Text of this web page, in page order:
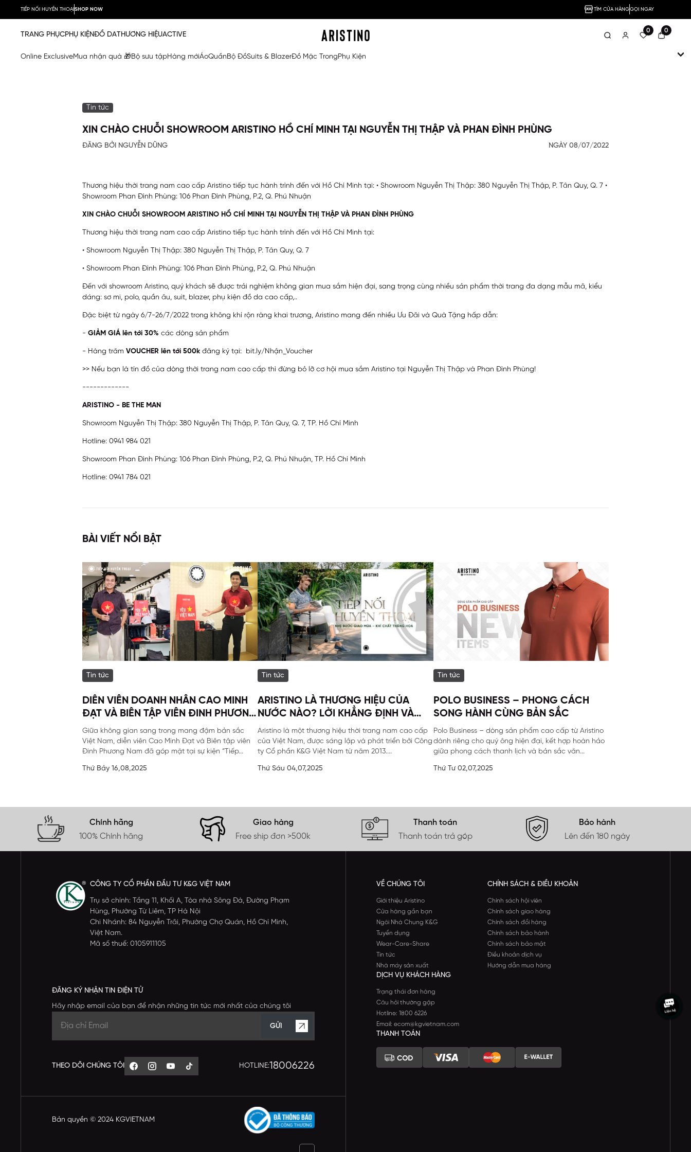
TIẾP NỐI HUYỀN THOẠISHOP NOW TÌM CỬA HÀNGGỌI NGAY
0 0
TRANG PHỤCPHỤ KIỆNĐỒ DATHƯƠNG HIỆUACTIVE
Online ExclusiveMua nhận quà 🎁Bộ sưu tậpHàng mớiÁoQuầnBộ ĐồSuits & BlazerĐồ Mặc TrongPhụ Kiện
Tin tức
XIN CHÀO CHUỖI SHOWROOM ARISTINO HỒ CHÍ MINH TẠI NGUYỄN THỊ THẬP VÀ PHAN ĐÌNH PHÙNG
ĐĂNG BỞI NGUYỄN DŨNG NGÀY 08/07/2022
Thương hiệu thời trang nam cao cấp Aristino tiếp tục hành trình đến với Hồ Chí Minh tại: • Showroom Nguyễn Thị Thập: 380 Nguyễn Thị Thập, P. Tân Quy, Q. 7 •
Showroom Phan Đình Phùng: 106 Phan Đình Phùng, P.2, Q. Phú Nhuận
XIN CHÀO CHUỖI SHOWROOM ARISTINO HỒ CHÍ MINH TẠI NGUYỄN THỊ THẬP VÀ PHAN ĐÌNH PHÙNG
Thương hiệu thời trang nam cao cấp Aristino tiếp tục hành trình đến với Hồ Chí Minh tại:
• Showroom Nguyễn Thị Thập: 380 Nguyễn Thị Thập, P. Tân Quy, Q. 7
• Showroom Phan Đình Phùng: 106 Phan Đình Phùng, P.2, Q. Phú Nhuận
Đến với showroom Aristino, quý khách sẽ được trải nghiệm không gian mua sắm hiện đại, sang trọng cùng nhiều sản phẩm thời trang đa dạng mẫu mã, kiểu
dáng: sơ mi, polo, quần âu, suit, blazer, phụ kiện đồ da cao cấp,..
Đặc biệt từ ngày 6/7-26/7/2022 trong không khí rộn ràng khai trương, Aristino mang đến nhiều Ưu Đãi và Quà Tặng hấp dẫn:
- GIẢM GIÁ lên tới 30% các dòng sản phẩm
- Hàng trăm VOUCHER lên tới 500k đăng ký tại: bit.ly/Nhận_Voucher
>> Nếu bạn là tín đồ của dòng thời trang nam cao cấp thì đừng bỏ lỡ cơ hội mua sắm Aristino tại Nguyễn Thị Thập và Phan Đình Phùng!
-------------
ARISTINO - BE THE MAN
Showroom Nguyễn Thị Thập: 380 Nguyễn Thị Thập, P. Tân Quy, Q. 7, TP. Hồ Chí Minh
Hotline: 0941 984 021
Showroom Phan Đình Phùng: 106 Phan Đình Phùng, P.2, Q. Phú Nhuận, TP. Hồ Chí Minh
Hotline: 0941 784 021
BÀI VIẾT NỔI BẬT
Tin tức
DIỄN VIÊN DOANH NHÂN CAO MINH
ĐẠT VÀ BIÊN TẬP VIÊN ĐINH PHƯƠNG
NAM ĐÃ GÓP MẶT TẠI SỰ KIỆN ĐẶC
BIỆT CỦA ARISTINO.
Giữa không gian sang trong mang đậm bản sắc
Việt Nam, diễn viên Cao Minh Đạt và Biên tập viên
Đinh Phương Nam đã góp mặt tại sự kiện “Tiếp...
Thứ Bảy 16,08,2025
Tin tức
ARISTINO LÀ THƯƠNG HIỆU CỦA
NƯỚC NÀO? LỜI KHẲNG ĐỊNH VÀ
THÔNG TIN TOÀN DIỆN
Aristino là một thương hiệu thời trang nam cao cấp
của Việt Nam, được sáng lập và phát triển bởi Công
ty Cổ phần K&G Việt Nam từ năm 2013....
Thứ Sáu 04,07,2025
Tin tức
POLO BUSINESS – PHONG CÁCH
SONG HÀNH CÙNG BẢN SẮC
Polo Business – dòng sản phẩm cao cấp từ Aristino
dành riêng cho quý ông hiện đại, kết hợp hoàn hảo
giữa phong cách thanh lịch và bản sắc văn...
Thứ Tư 02,07,2025
Chính hãng
100% Chính hãng
Giao hàng
Free ship đơn >500k
Thanh toán
Thanh toán trả góp
Bảo hành
Lên đến 180 ngày
CÔNG TY CỔ PHẦN ĐẦU TƯ K&G VIỆT NAM
Trụ sở chính: Tầng 11, Khối A, Tòa nhà Sông Đà, Đường Phạm
Hùng, Phường Từ Liêm, TP Hà Nội
Chi Nhánh: 84 Nguyễn Trãi, Phường Chợ Quán, Hồ Chí Minh,
Việt Nam.
Mã số thuế: 0105911105
ĐĂNG KÝ NHẬN TIN ĐIỆN TỬ
Hãy nhập email của bạn để nhận những tin tức mới nhất của chúng tôi
GỬI
THEO DÕI CHÚNG TÔI HOTLINE:18006226
VỀ CHÚNG TÔI
Giới thiệu Aristino
Cửa hàng gần bạn
Ngôi Nhà Chung K&G
Tuyển dụng
Wear-Care-Share
Tin tức
Nhà máy sản xuất
CHÍNH SÁCH & ĐIỀU KHOẢN
Chính sách hội viên
Chính sách giao hàng
Chính sách đổi hàng
Chính sách bảo hành
Chính sách bảo mật
Điều khoản dịch vụ
Hướng dẫn mua hàng
DỊCH VỤ KHÁCH HÀNG
Trạng thái đơn hàng
Câu hỏi thường gặp
Hotline: 1800 6226
Email: ecom@kgvietnam.com
THANH TOÁN
Bản quyền © 2024 KGVIETNAM